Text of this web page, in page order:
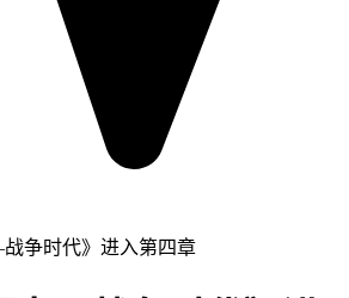
争时代》进入第四章